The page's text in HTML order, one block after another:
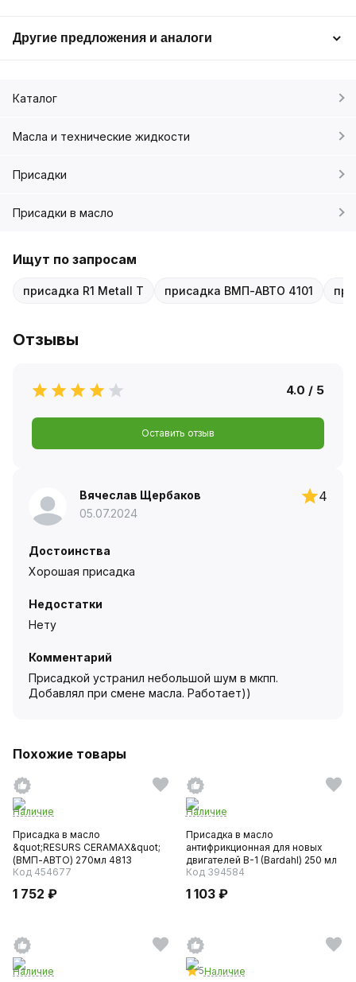
Другие предложения и аналоги
Каталог
Масла и технические жидкости
Присадки
Присадки в масло
Ищут по запросам
присадка R1 Metall T присадка ВМП-АВТО 4101
Отзывы
4.0 / 5
Оставить отзыв
Вячеслав Щербаков
05.07.2024
4
Достоинства
Хорошая присадка
Недостатки
Нету
Комментарий
Присадкой устранил небольшой шум в мкпп.
Добавлял при смене масла. Работает))
Похожие товары
Наличие
Присадка в масло
&quot;RESURS CERAMAX&quot;
(ВМП-АВТО) 270мл 4813
Код 454677
1 752 ₽
Наличие
Присадка в масло
антифрикционная для новых
двигателей B-1 (Bardahl) 250 мл
Код 394584
1 103 ₽
Наличие
5Наличие